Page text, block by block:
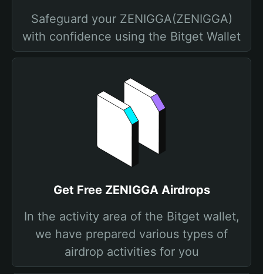
Safeguard your ZENIGGA(ZENIGGA)
with confidence using the Bitget Wallet
Get Free ZENIGGA Airdrops
In the activity area of the Bitget wallet,
we have prepared various types of
airdrop activities for you